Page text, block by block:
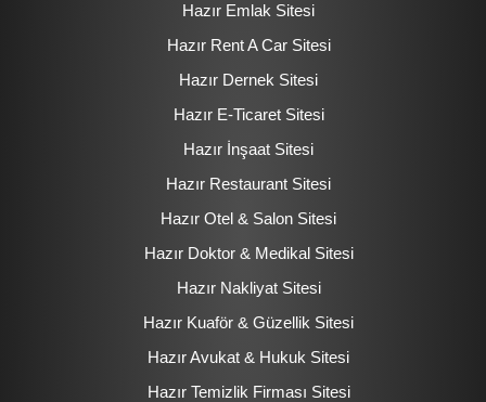
Hazır Emlak Sitesi
Hazır Rent A Car Sitesi
Hazır Dernek Sitesi
Hazır E-Ticaret Sitesi
Hazır İnşaat Sitesi
Hazır Restaurant Sitesi
Hazır Otel & Salon Sitesi
Hazır Doktor & Medikal Sitesi
Hazır Nakliyat Sitesi
Hazır Kuaför & Güzellik Sitesi
Hazır Avukat & Hukuk Sitesi
Hazır Temizlik Firması Sitesi